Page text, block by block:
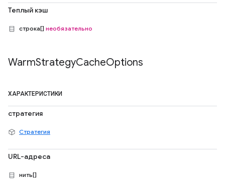
Теплый кэш
строка[] необязательно
WarmStrategyCacheOptions
ХАРАКТЕРИСТИКИ
стратегия
Стратегия
URL-адреса
нить[]